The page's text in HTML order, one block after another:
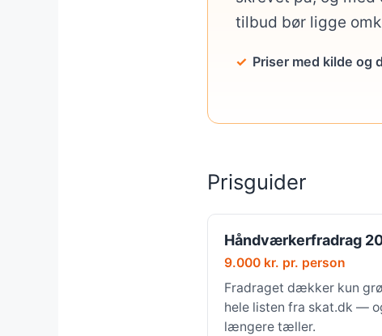
tilbud bør ligge
Priser med kilde og
Prisguider
Håndværkerfradrag
9.000 kr. pr. person
Fradraget dækker kun
hele listen fra skat.dk —
længere tæller.